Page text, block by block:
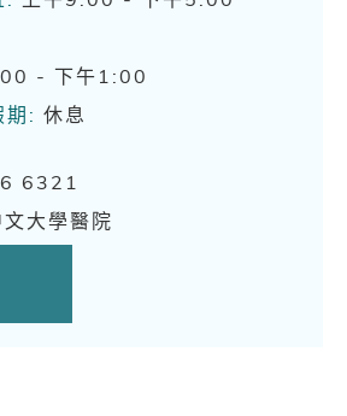
- 下午1:00
期: 休息
6321
大學醫院